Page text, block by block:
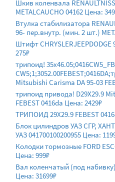
Шкив коленвала
METALCAUCHO 04162 Цена:
Втулка стабилизатора
96- пер.внутр. (мин. 2 шт.)
Штифт CHRYSLERJEEPDODGE
275₽
трипоид!
Mitsubishi Carisma DA 95-03
трипоид привода! D29X29.9
FEBEST 0416da Цена: 2429₽
ТРИПОИД 29X29.9 FEBEST
Блок цилиндров УАЗ СГР,
УАЗ 041700100200955 Цена:
Колодки тормозные FORD
Цена: 999₽
Вал коленчатый (под
Цена: 31699₽